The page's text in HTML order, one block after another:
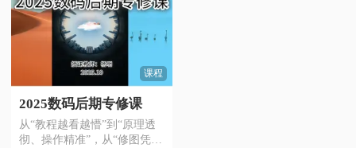
课程
2025数码后期专修课
从“教程越看越懵”到“原理透
彻、操作精准”，从“修图凭感